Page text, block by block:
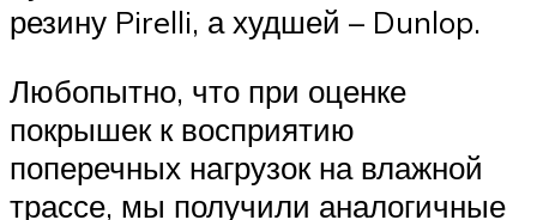
резину Pirelli, а худшей – Dunlop.
Любопытно, что при оценке
покрышек к восприятию
поперечных нагрузок на влажной
трассе, мы получили аналогичные